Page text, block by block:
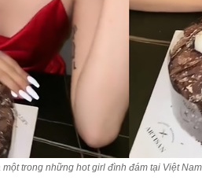
trong những hot girl đình đám tại Việt